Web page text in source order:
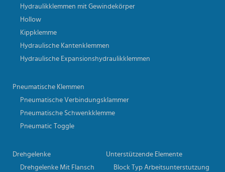
Hydraulikklemmen mit Gewindekörper
Hollow
Kippklemme
Hydraulische Kantenklemmen
Hydraulische Expansionshydraulikklemmen
Pneumatische Klemmen
Pneumatische Verbindungsklammer
Pneumatische Schwenkklemme
Pneumatic Toggle
Drehgelenke
Drehgelenke Mit Flansch
Unterstützende Elemente
Block Typ Arbeitsunterstutzung